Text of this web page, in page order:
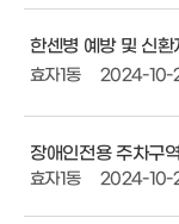
한센병 예방 및 신
효자1동 2024-10-
장애인전용 주차구
효자1동 2024-10-